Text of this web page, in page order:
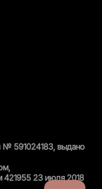
№ 591024183, выдано
421955 23 июля 2018